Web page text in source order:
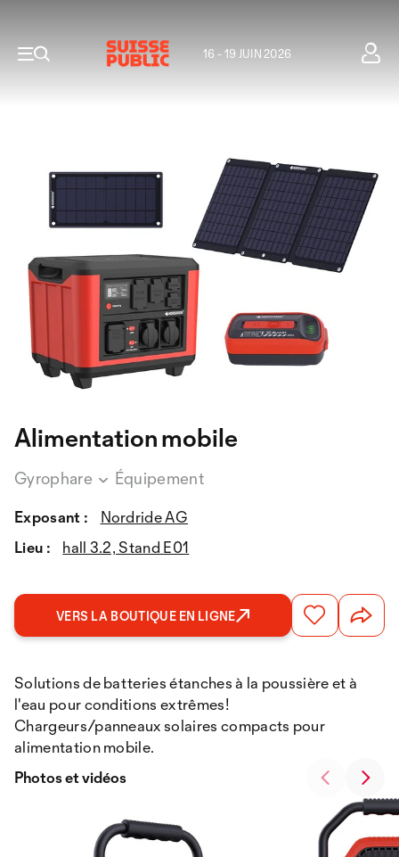
16 - 19 JUIN 2026
Alimentation mobile
Gyrophare Équipement
Exposant :
Nordride AG
Lieu :
hall 3.2, Stand E01
VERS LA BOUTIQUE EN LIGNE
Solutions de batteries étanches à la poussière et à
l'eau pour conditions extrêmes!
Chargeurs/panneaux solaires compacts pour
alimentation mobile.
Photos et vidéos